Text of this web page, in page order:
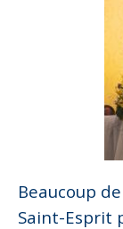
Beaucoup
Saint-Esprit